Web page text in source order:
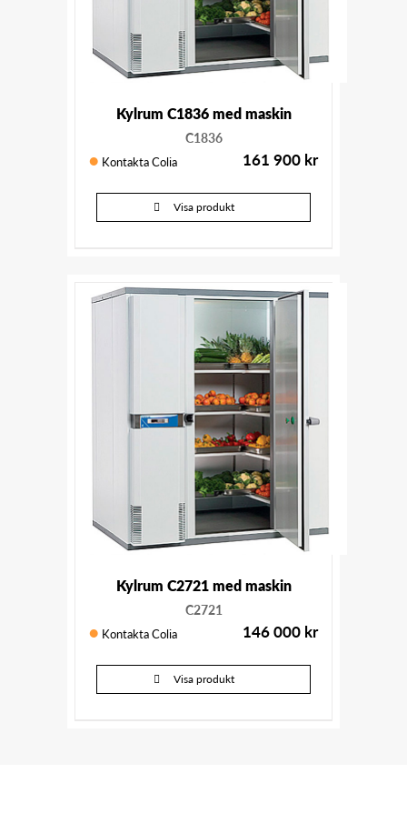
Kylrum C1836 med maskin
C1836
Kontakta Colia 161 900 kr
Visa produkt
Kylrum C2721 med maskin
C2721
Kontakta Colia 146 000 kr
Visa produkt